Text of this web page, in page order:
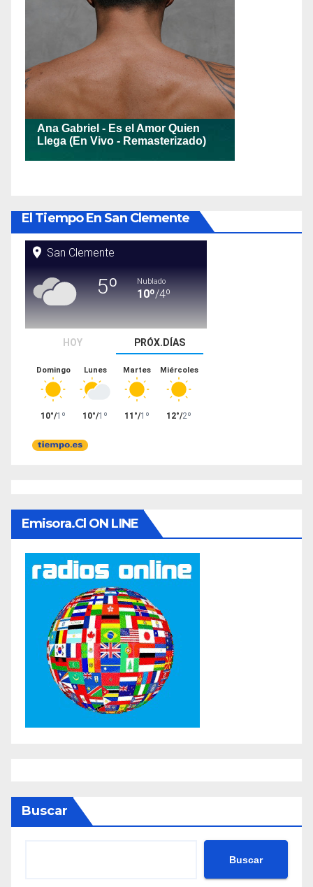
El Tiempo En San Clemente
Emisora.cl ON LINE
Buscar
Buscar